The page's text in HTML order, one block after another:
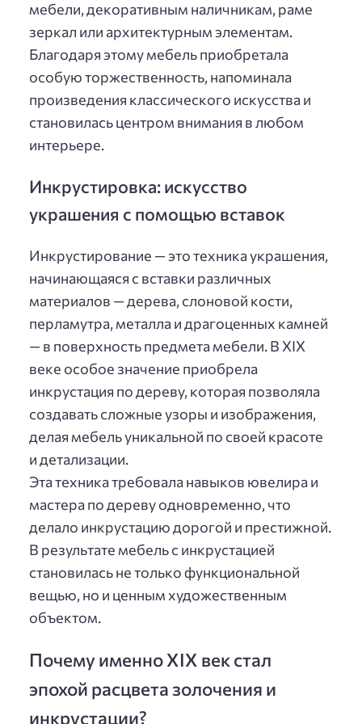
мебели, декоративным наличникам, раме
зеркал или архитектурным элементам.
Благодаря этому мебель приобретала
особую торжественность, напоминала
произведения классического искусства и
становилась центром внимания в любом
интерьере.
Инкрустировка: искусство
украшения с помощью вставок
Инкрустирование — это техника украшения,
начинающаяся с вставки различных
материалов — дерева, слоновой кости,
перламутра, металла и драгоценных камней
— в поверхность предмета мебели. В XIX
веке особое значение приобрела
инкрустация по дереву, которая позволяла
создавать сложные узоры и изображения,
делая мебель уникальной по своей красоте
и детализации.
Эта техника требовала навыков ювелира и
мастера по дереву одновременно, что
делало инкрустацию дорогой и престижной.
В результате мебель с инкрустацией
становилась не только функциональной
вещью, но и ценным художественным
объектом.
Почему именно XIX век стал
эпохой расцвета золочения и
инкрустации?